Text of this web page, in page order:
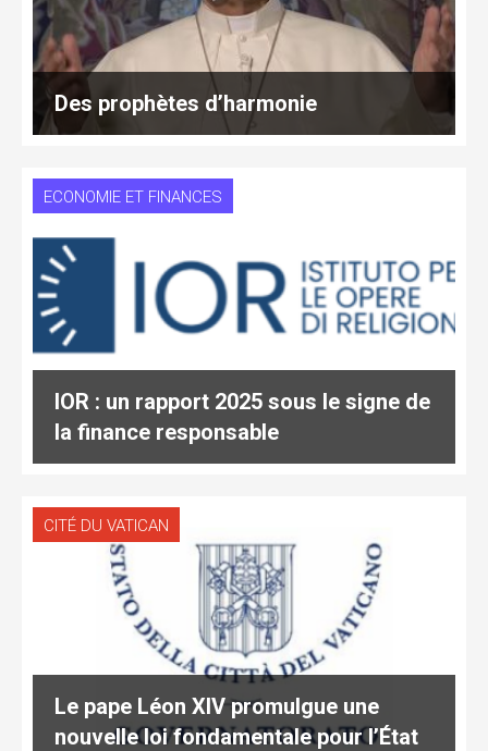
Des prophètes d’harmonie
ECONOMIE ET FINANCES
IOR : un rapport 2025 sous le signe de
la finance responsable
CITÉ DU VATICAN
Le pape Léon XIV promulgue une
nouvelle loi fondamentale pour l’État